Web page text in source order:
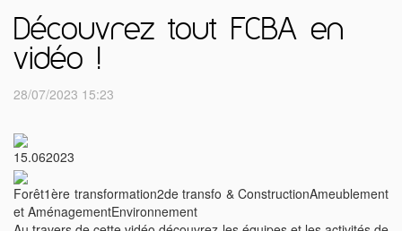
Découvrez tout FCBA en
vidéo !
28/07/2023 15:23
15.062023
Forêt1ère transformation2de transfo & ConstructionAmeublement
et AménagementEnvironnement